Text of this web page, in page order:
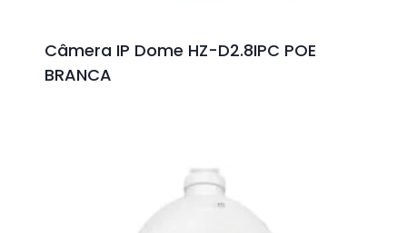
Câmera IP Dome HZ-D2.8IPC POE
BRANCA